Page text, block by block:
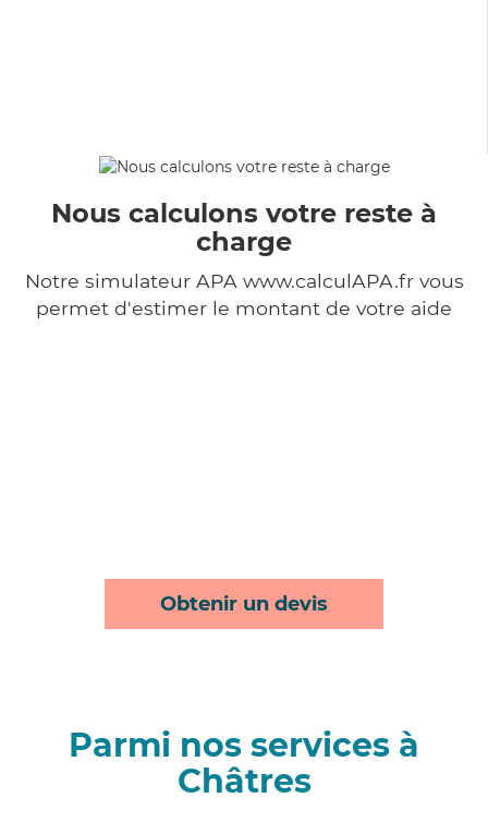
Nous calculons votre reste à
charge
Notre simulateur APA www.calculAPA.fr vous
permet d'estimer le montant de votre aide
Obtenir un devis
Parmi nos services à
Châtres